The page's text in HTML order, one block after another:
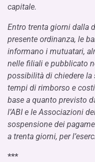
capitale.
Entro trenta giorni dalla
presente ordinanza, le
informano i mutuatari,
nelle filiali e pubblicato
possibilità di chiedere la
tempi di rimborso e
base a quanto previsto
l’ABI e le Associazioni
sospensione dei
a trenta giorni, per
***